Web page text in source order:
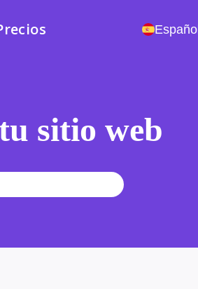
Español
sitio web